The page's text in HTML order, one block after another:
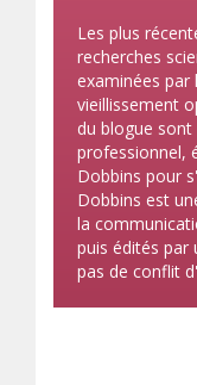
Les plus
recherches
examinées par
vieillissement
du blogue
professionnel,
Dobbins pour
Dobbins est
la
puis édités par
pas de conflit